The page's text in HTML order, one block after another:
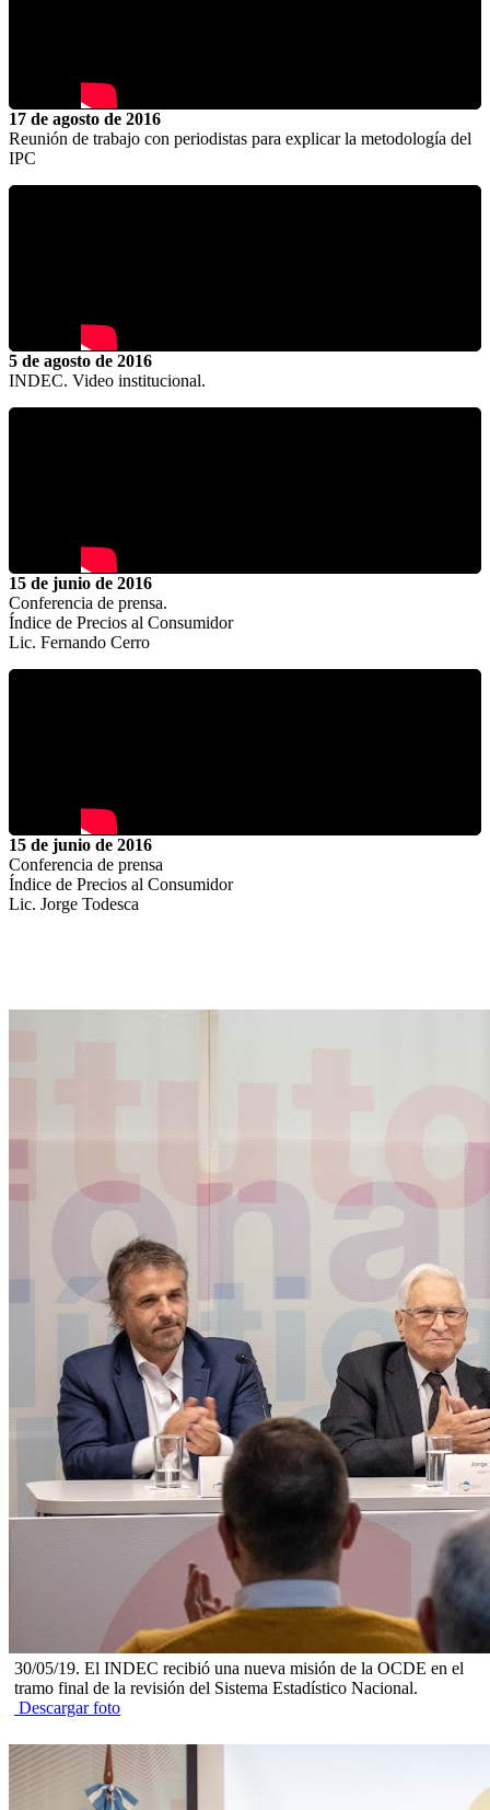
17 de agosto de 2016
Reunión de trabajo con periodistas para explicar la metodología del
IPC
5 de agosto de 2016
INDEC. Video institucional.
15 de junio de 2016
Conferencia de prensa.
Índice de Precios al Consumidor
Lic. Fernando Cerro
15 de junio de 2016
Conferencia de prensa
Índice de Precios al Consumidor
Lic. Jorge Todesca
30/05/19. El INDEC recibió una nueva misión de la OCDE en el
tramo final de la revisión del Sistema Estadístico Nacional.
Descargar foto